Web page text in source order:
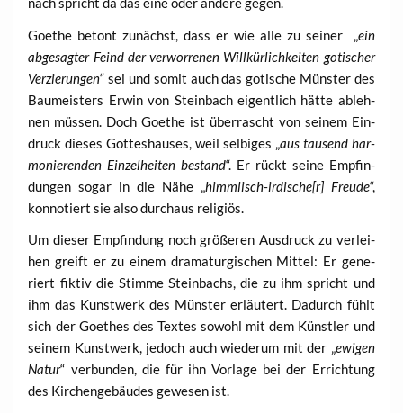
Goe­the betont zunächst, dass er wie alle zu sei­ner „ein
abge­sag­ter Feind der ver­wor­re­nen Will­kür­lich­kei­ten goti­scher
Ver­zie­run­gen“ sei und somit auch das goti­sche Müns­ter des
Bau­meis­ters Erwin von Stein­bach eigent­lich hät­te ableh­
nen müs­sen. Doch Goe­the ist über­rascht von sei­nem Ein­
druck die­ses Got­tes­hau­ses, weil sel­bi­ges „aus tau­send har­
mo­nie­ren­den Ein­zel­hei­ten bestand“. Er rückt sei­ne Emp­fin­
dun­gen sogar in die Nähe „himmlisch-irdische[r] Freu­de“,
kon­no­tiert sie also durch­aus religiös.
Um die­ser Emp­fin­dung noch grö­ße­ren Aus­druck zu ver­lei­
hen greift er zu einem dra­ma­tur­gi­schen Mit­tel: Er gene­
riert fik­tiv die Stim­me Stein­bachs, die zu ihm spricht und
ihm das Kunst­werk des Müns­ter erläu­tert. Dadurch fühlt
sich der Goe­thes des Tex­tes sowohl mit dem Künst­ler und
sei­nem Kunst­werk, jedoch auch wie­der­um mit der „ewi­gen
Natur“ ver­bun­den, die für ihn Vor­la­ge bei der Errich­tung
des Kir­chen­ge­bäu­des gewe­sen ist.